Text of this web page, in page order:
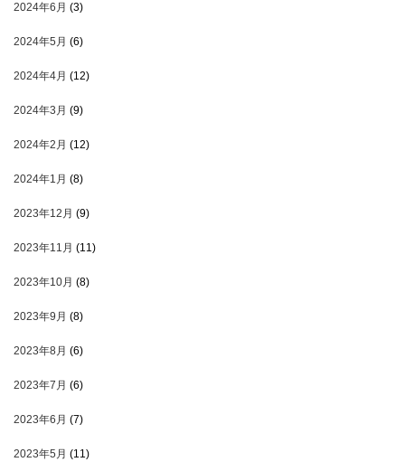
2024年6月 (3)
2024年5月 (6)
2024年4月 (12)
2024年3月 (9)
2024年2月 (12)
2024年1月 (8)
2023年12月 (9)
2023年11月 (11)
2023年10月 (8)
2023年9月 (8)
2023年8月 (6)
2023年7月 (6)
2023年6月 (7)
2023年5月 (11)